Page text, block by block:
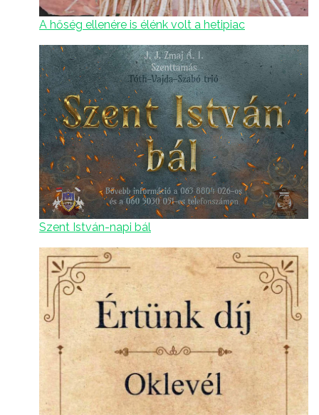
A hőség ellenére is élénk volt a hetipiac
Szent István-napi bál